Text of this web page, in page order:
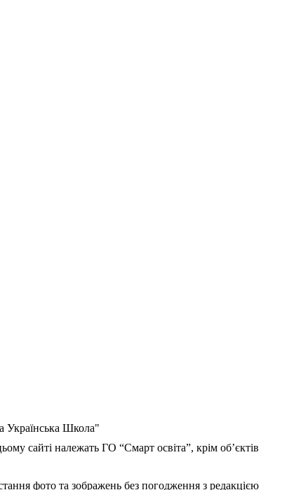
Українська Школа"
сайті належать ГО “Смарт освіта”, крім об’єктів
фото та зображень без погодження з редакцією